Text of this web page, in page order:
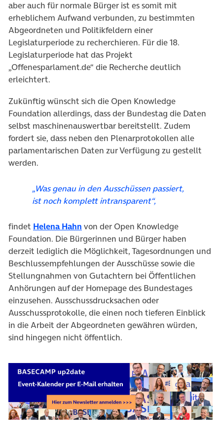
aber auch für normale Bürger ist es somit mit
erheblichem Aufwand verbunden, zu bestimmten
Abgeordneten und Politikfeldern einer
Legislaturperiode zu recherchieren. Für die 18.
Legislaturperiode hat das Projekt
„Offenesparlament.de“ die Recherche deutlich
erleichtert.
Zukünftig wünscht sich die Open Knowledge
Foundation allerdings, dass der Bundestag die Daten
selbst maschinenauswertbar bereitstellt. Zudem
fordert sie, dass neben den Plenarprotokollen alle
parlamentarischen Daten zur Verfügung zu gestellt
werden.
„Was genau in den Ausschüssen passiert,
ist noch komplett intransparent“,
findet Helena Hahn (öffnet in neuem Tab)
von der Open Knowledge
Foundation. Die Bürgerinnen und Bürger haben
derzeit lediglich die Möglichkeit, Tagesordnungen und
Beschlussempfehlungen der Ausschüsse sowie die
Stellungnahmen von Gutachtern bei Öffentlichen
Anhörungen auf der Homepage des Bundestages
einzusehen. Ausschussdrucksachen oder
Ausschussprotokolle, die einen noch tieferen Einblick
in die Arbeit der Abgeordneten gewähren würden,
sind hingegen nicht öffentlich.